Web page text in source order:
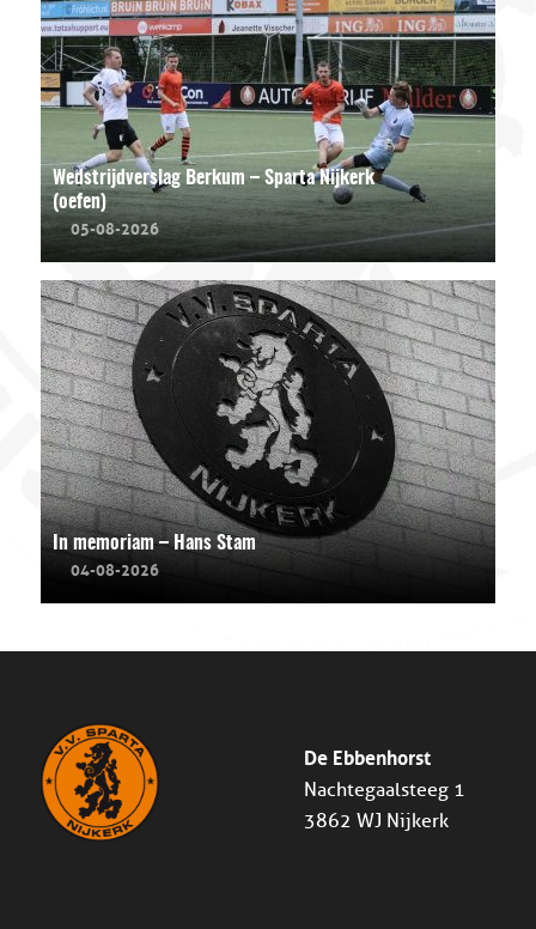
Wedstrijdverslag Berkum – Sparta Nijkerk
(oefen)
05-08-2026
In memoriam – Hans Stam
04-08-2026
De Ebbenhorst
Nachtegaalsteeg 1
3862 WJ Nijkerk